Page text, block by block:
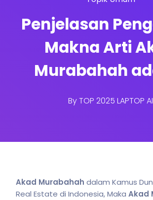
Penjelasan
Makna Arti
Murabahah
ByTOP 2025 LAPTOP AI
Akad Murabahah dalam Kamus
Real Estate di Indonesia, Maka Akad